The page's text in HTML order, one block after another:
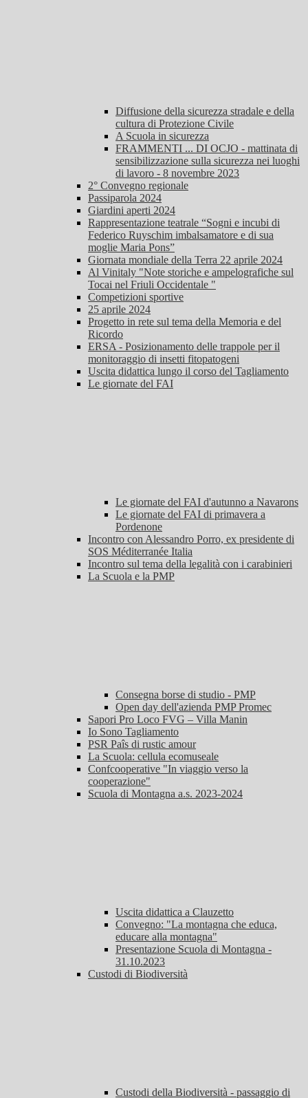
Diffusione della sicurezza stradale e della
cultura di Protezione Civile
A Scuola in sicurezza
FRAMMENTI ... DI OCJO - mattinata di
sensibilizzazione sulla sicurezza nei luoghi
di lavoro - 8 novembre 2023
2° Convegno regionale
Passiparola 2024
Giardini aperti 2024
Rappresentazione teatrale “Sogni e incubi di
Federico Ruyschim imbalsamatore e di sua
moglie Maria Pons”
Giornata mondiale della Terra 22 aprile 2024
Al Vinitaly "Note storiche e ampelografiche sul
Tocai nel Friuli Occidentale "
Competizioni sportive
25 aprile 2024
Progetto in rete sul tema della Memoria e del
Ricordo
ERSA - Posizionamento delle trappole per il
monitoraggio di insetti fitopatogeni
Uscita didattica lungo il corso del Tagliamento
Le giornate del FAI
Le giornate del FAI d'autunno a Navarons
Le giornate del FAI di primavera a
Pordenone
Incontro con Alessandro Porro, ex presidente di
SOS Méditerranée Italia
Incontro sul tema della legalità con i carabinieri
La Scuola e la PMP
Consegna borse di studio - PMP
Open day dell'azienda PMP Promec
Sapori Pro Loco FVG – Villa Manin
Io Sono Tagliamento
PSR Paîs di rustic amour
La Scuola: cellula ecomuseale
Confcooperative "In viaggio verso la
cooperazione"
Scuola di Montagna a.s. 2023-2024
Uscita didattica a Clauzetto
Convegno: "La montagna che educa,
educare alla montagna"
Presentazione Scuola di Montagna -
31.10.2023
Custodi di Biodiversità
Custodi della Biodiversità - passaggio di